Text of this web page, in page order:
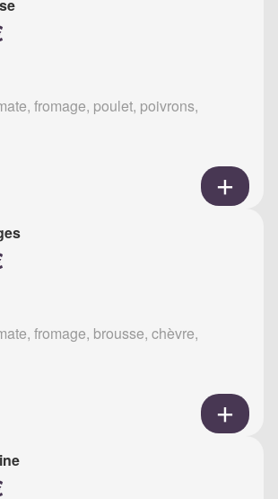
fromage, poulet, poivrons,
fromage, brousse, chèvre,